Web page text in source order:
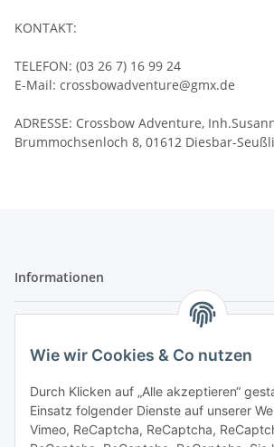
Wie wir Cookies & Co nutzen
Durch Klicken auf „Alle akzeptieren“
Einsatz folgender Dienste auf unserer
Vimeo, ReCaptcha, ReCaptcha,
KONTAKT:
TELEFON: (03 26 7) 16 99 24
E-Mail: crossbowadventure@gmx.de
ADRESSE: Crossbow Adventure,
Brummochsenloch 8, 01612 Diesbar-
Informationen